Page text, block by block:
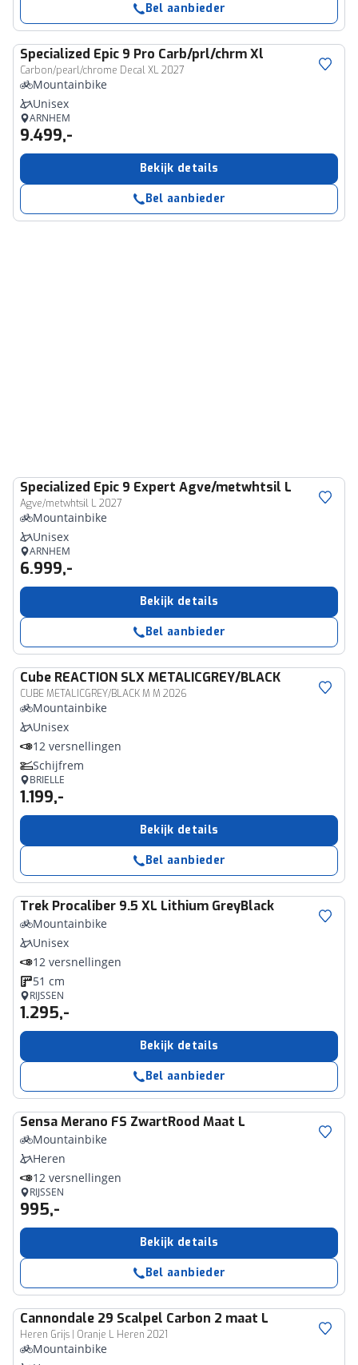
Bel aanbieder
Specialized Epic 9 Pro Carb/prl/chrm Xl
Carbon/pearl/chrome Decal XL 2027
Mountainbike
Unisex
ARNHEM
9.499,-
Bekijk details
Bel aanbieder
Specialized Epic 9 Expert Agve/metwhtsil L
Agve/metwhtsil L 2027
Mountainbike
Unisex
ARNHEM
6.999,-
Bekijk details
Bel aanbieder
Cube REACTION SLX METALICGREY/BLACK
CUBE METALICGREY/BLACK M M 2026
Mountainbike
Unisex
12 versnellingen
Schijfrem
BRIELLE
1.199,-
Bekijk details
Bel aanbieder
Trek Procaliber 9.5 XL Lithium GreyBlack
Mountainbike
Unisex
12 versnellingen
51 cm
RIJSSEN
1.295,-
Bekijk details
Bel aanbieder
SensaMerano FS ZwartRood Maat L
Mountainbike
Heren
12 versnellingen
RIJSSEN
995,-
Bekijk details
Bel aanbieder
Cannondale 29 Scalpel Carbon 2 maat L
Heren Grijs | Oranje L Heren 2021
Mountainbike